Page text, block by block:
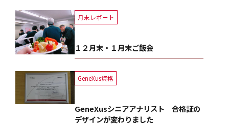
月末レポート
１２月末・１月末ご飯会
GeneXus資格
GeneXusシニアアナリスト 合格証の
デザインが変わりました